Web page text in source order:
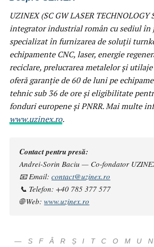
UZINEX (SC GW LASER TECHNOLOGY
integrator industrial român cu sediul în
specializat în furnizarea de soluții
echipamente CNC, laser, energie
reciclare, prelucrarea metalelor și utilaje
oferă garanție de 60 de luni pe
tehnic sub 36 de ore și eligibilitate
fonduri europene și PNRR. Mai multe
www.uzinex.ro.
Contact pentru presă:
Andrei-Sorin Baciu — Co-fondator
📧 Email:contact@uzinex.ro
📞 Telefon: +40 785 377 577
🌐 Web:www.uzinex.ro
— S F Â R Ș I T C O M U